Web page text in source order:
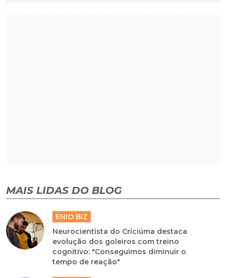
MAIS LIDAS DO BLOG
ENIO BIZ
Neurocientista do Criciúma destaca
evolução dos goleiros com treino
cognitivo: "Conseguimos diminuir o
tempo de reação"